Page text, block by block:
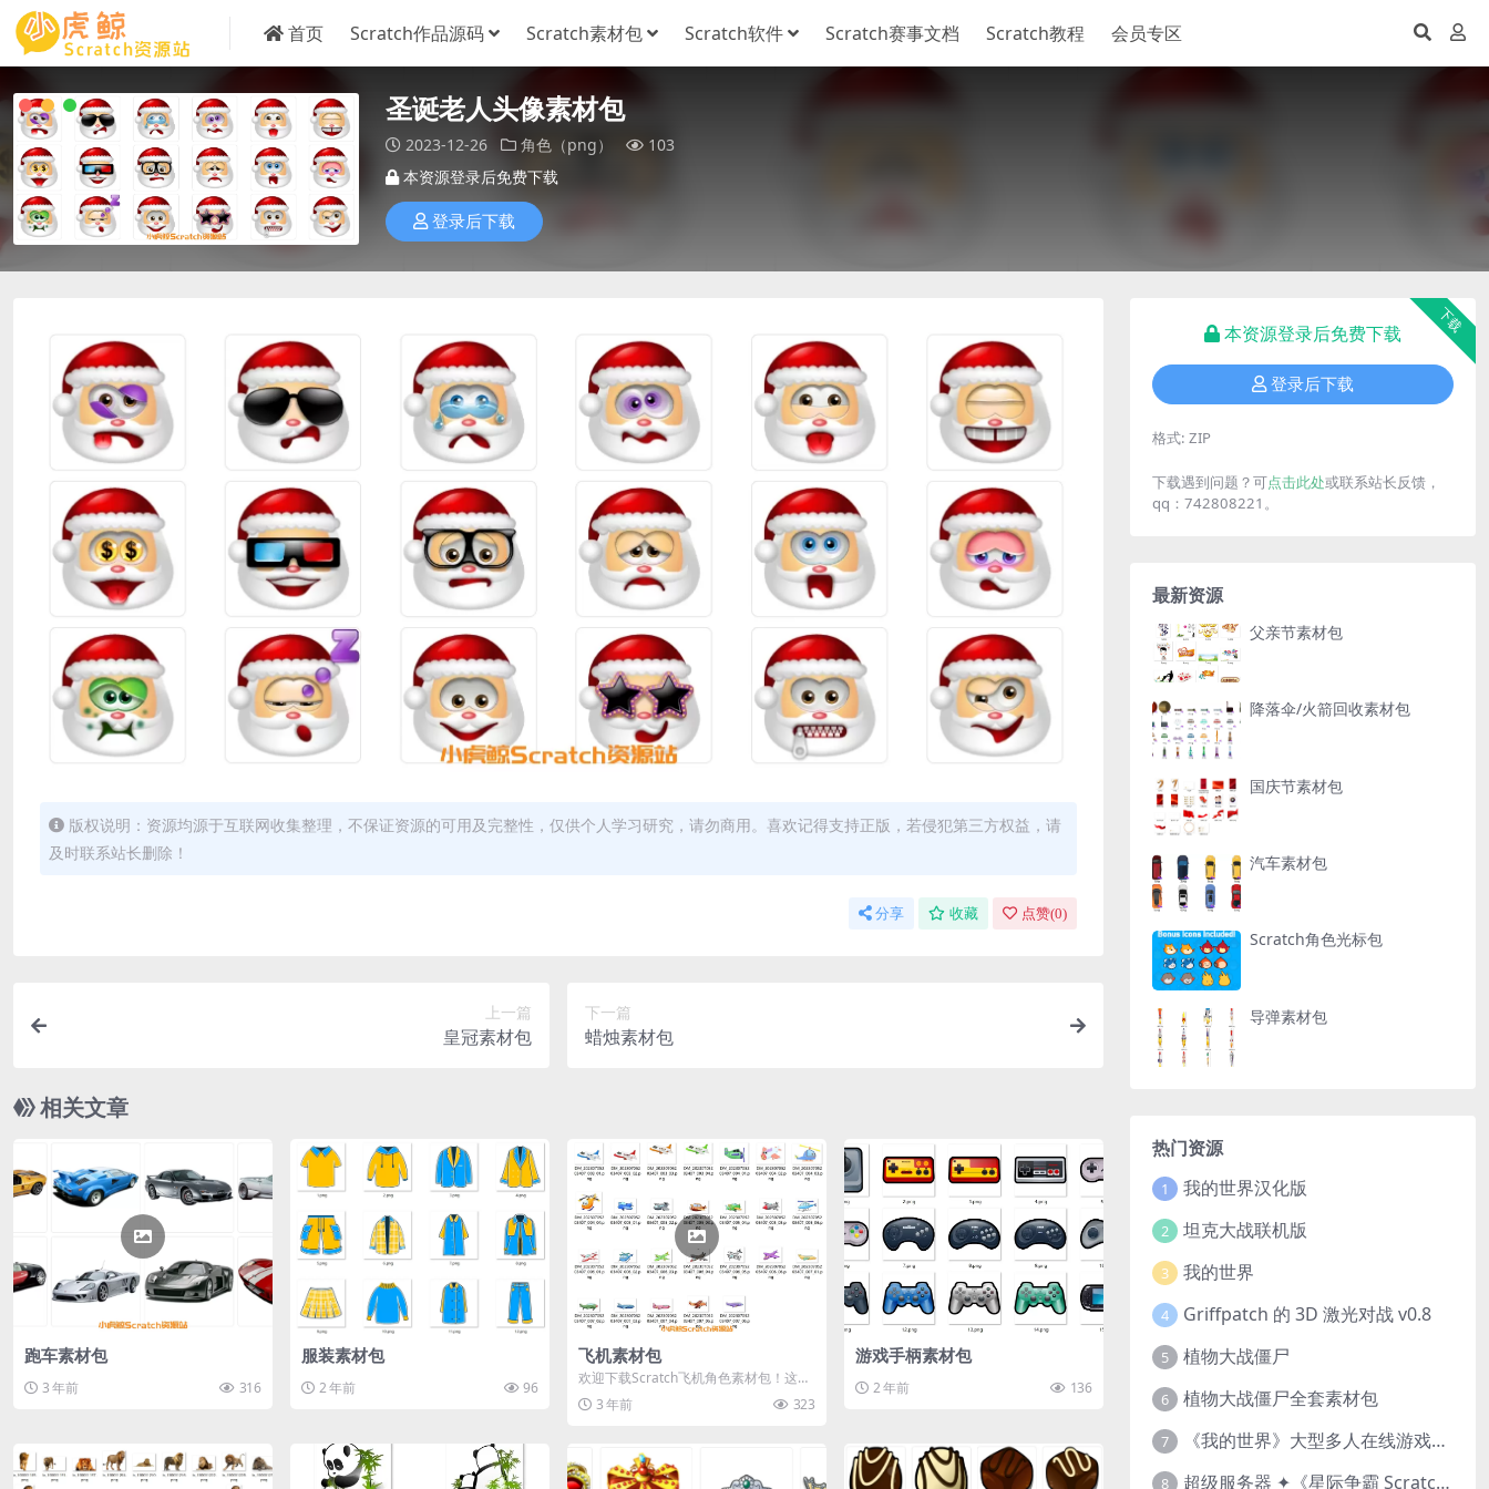
首页 Scratch作品源码 Scratch素材包 Scratch软件 Scratch赛事文档 Scratch教程 会员专区
圣诞老人头像素材包
2023-12-26 角色（png）
103
本资源登录后免费下载
登录后下载
版权说明：资源均源于互联网收集整理，不保证资源的可用及完整性，仅供个人学习研究，请勿商用。喜欢记得支持正版，若侵犯第三方权益，请
及时联系站长删除！
分享 收藏 点赞(0)
上一篇
皇冠素材包
下一篇
蜡烛素材包
相关文章
跑车素材包
3 年前 316
服装素材包
2 年前 96
飞机素材包
欢迎下载Scratch飞机角色素材包！这里
有26个精美的飞机图片，为您的创意项
目...3 年前 323
游戏手柄素材包
2 年前 136
下载
本资源登录后免费下载
登录后下载
格式: ZIP
下载遇到问题？可点击此处或联系站长反馈，
qq：742808221。
最新资源
父亲节素材包
降落伞/火箭回收素材包
国庆节素材包
汽车素材包
Scratch角色光标包
导弹素材包
热门资源
1 我的世界汉化版
2 坦克大战联机版
3 我的世界
4 Griffpatch 的 3D 激光对战 v0.8
5 植物大战僵尸
6 植物大战僵尸全套素材包
7 《我的世界》大型多人在线游戏（MMO）v1.7
8 超级服务器 ✦《星际争霸 Scratch（经典版本）》